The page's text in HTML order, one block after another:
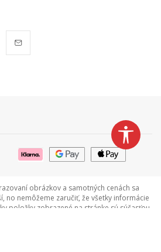
obrázkov a samotných cenách sa
no nemôžeme zaručiť, že všetky informácie
položky zobrazené na stránke sú súčasťou